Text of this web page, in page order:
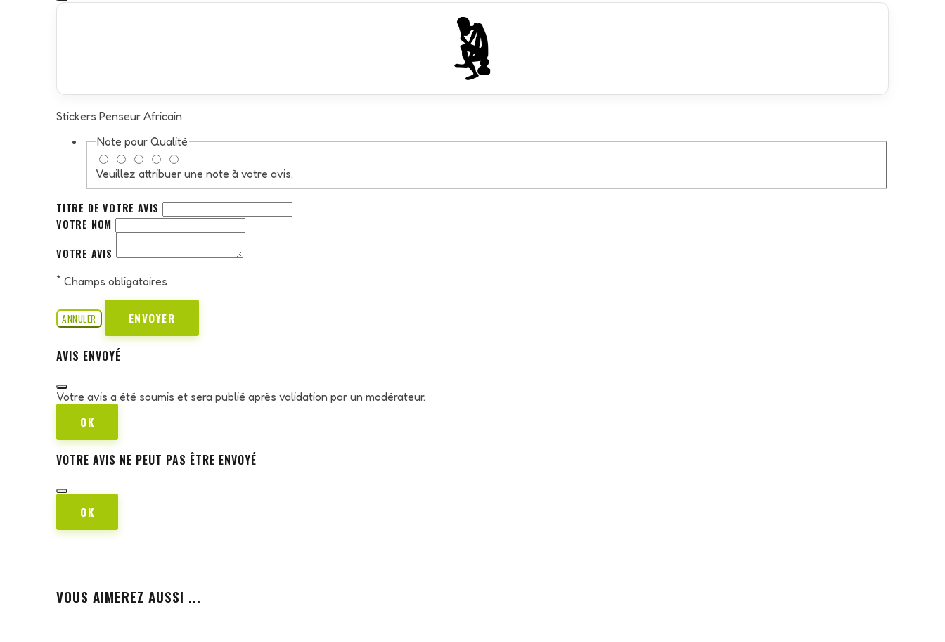
Stickers Penseur Africain
Note pour Qualité
Veuillez attribuer une note à votre avis.
TITRE DE VOTRE AVIS
VOTRE NOM
VOTRE AVIS
* Champs obligatoires
ANNULER ENVOYER
AVIS ENVOYÉ
Votre avis a été soumis et sera publié après validation par un modérateur.
OK
VOTRE AVIS NE PEUT PAS ÊTRE ENVOYÉ
OK
VOUS AIMEREZ AUSSI ...